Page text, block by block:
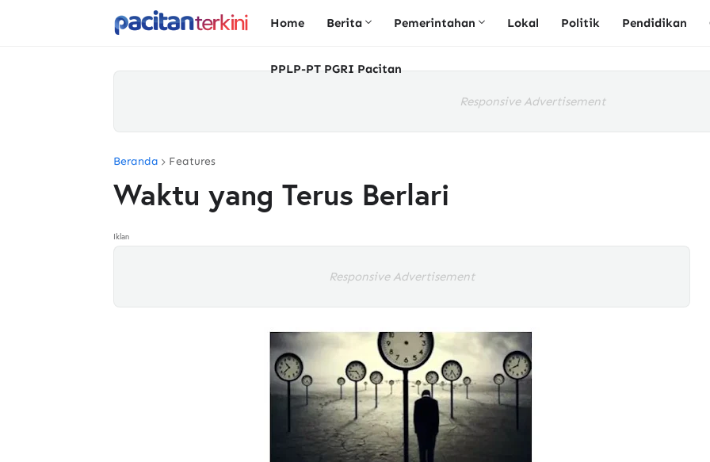
Home Berita Pemerintahan Lokal Politik Pendidikan
PPLP-PT PGRI Pacitan
Responsive Advertisement
Beranda Features
Waktu yang Terus Berlari
Iklan
Responsive Advertisement